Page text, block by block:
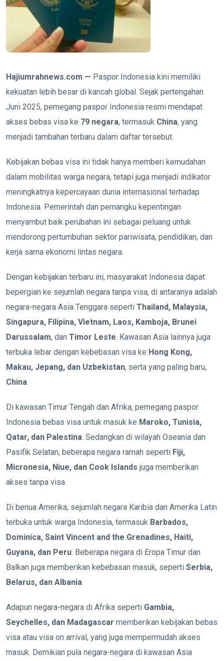
Hajiumrahnews.com — Paspor Indonesia kini memiliki
kekuatan lebih besar di kancah global. Sejak pertengahan
Juni 2025, pemegang paspor Indonesia resmi mendapat
akses bebas visa ke 79 negara, termasuk China, yang
menjadi tambahan terbaru dalam daftar tersebut.
Kebijakan bebas visa ini tidak hanya memberi kemudahan
dalam mobilitas warga negara, tetapi juga menjadi indikator
meningkatnya kepercayaan dunia internasional terhadap
Indonesia. Pemerintah dan pemangku kepentingan
menyambut baik perubahan ini sebagai peluang untuk
mendorong pertumbuhan sektor pariwisata, pendidikan, dan
kerja sama ekonomi lintas negara.
Dengan kebijakan terbaru ini, masyarakat Indonesia dapat
bepergian ke sejumlah negara tanpa visa, di antaranya adalah
negara-negara Asia Tenggara seperti Thailand, Malaysia,
Singapura, Filipina, Vietnam, Laos, Kamboja, Brunei
Darussalam, dan Timor Leste. Kawasan Asia lainnya juga
terbuka lebar dengan kebebasan visa ke Hong Kong,
Makau, Jepang, dan Uzbekistan, serta yang paling baru,
China.
Di kawasan Timur Tengah dan Afrika, pemegang paspor
Indonesia bebas visa untuk masuk ke Maroko, Tunisia,
Qatar, dan Palestina. Sedangkan di wilayah Oseania dan
Pasifik Selatan, beberapa negara ramah seperti Fiji,
Micronesia, Niue, dan Cook Islands juga memberikan
akses tanpa visa.
Di benua Amerika, sejumlah negara Karibia dan Amerika Latin
terbuka untuk warga Indonesia, termasuk Barbados,
Dominica, Saint Vincent and the Grenadines, Haiti,
Guyana, dan Peru. Beberapa negara di Eropa Timur dan
Balkan juga memberikan kebebasan masuk, seperti Serbia,
Belarus, dan Albania.
Adapun negara-negara di Afrika seperti Gambia,
Seychelles, dan Madagascar memberikan kebijakan bebas
visa atau visa on arrival, yang juga mempermudah akses
masuk. Demikian pula negara-negara di kawasan Asia